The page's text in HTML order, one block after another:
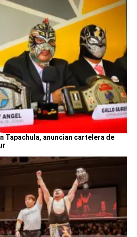
Tapachula, anuncian cartelera de